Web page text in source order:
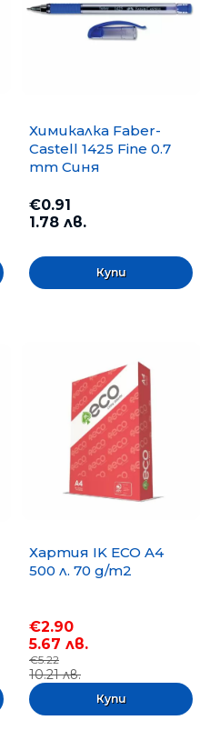
Химикалка Faber-
Castell 1425 Fine 0.7
mm Синя
€0.91
1.78 лв.
Хартия IK ECO A4
500 л. 70 g/m2
€2.90
5.67 лв.
€5.22
10.21 лв.